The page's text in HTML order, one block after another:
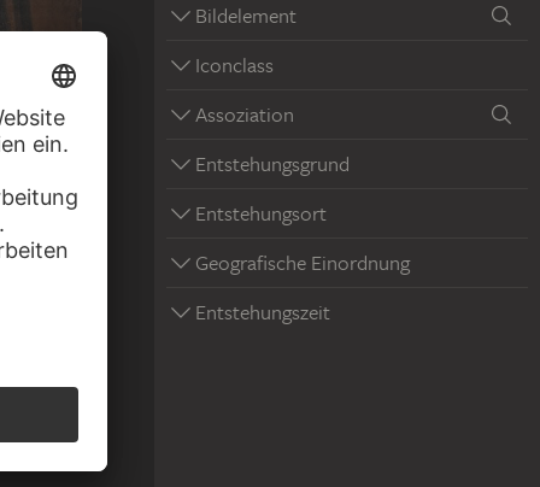
Bildelement
Iconclass
Assoziation
Entstehungsgrund
Entstehungsort
Geografische Einordnung
Entstehungszeit